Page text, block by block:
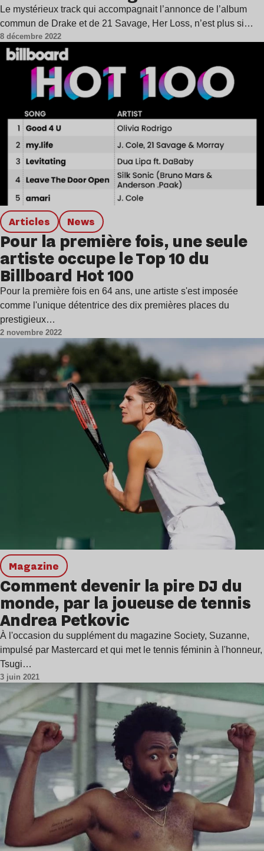
Le mystérieux track qui accompagnait l’annonce de l’album
commun de Drake et de 21 Savage, Her Loss, n’est plus si…
8 décembre 2022
Articles news
Pour la première fois, une seule
artiste occupe le Top 10 du
Billboard Hot 100
Pour la première fois en 64 ans, une artiste s'est imposée
comme l'unique détentrice des dix premières places du
prestigieux…
2 novembre 2022
magazine
Comment devenir la pire DJ du
monde, par la joueuse de tennis
Andrea Petkovic
À l'occasion du supplément du magazine Society, Suzanne,
impulsé par Mastercard et qui met le tennis féminin à l'honneur,
Tsugi…
3 juin 2021